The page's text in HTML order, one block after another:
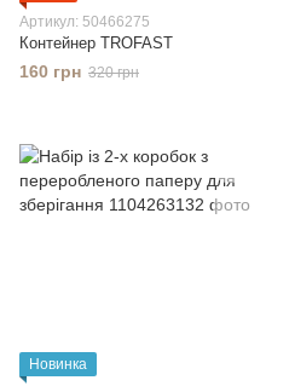
Артикул: 50466275
Контейнер TROFAST
160 грн 320 грн
Новинка